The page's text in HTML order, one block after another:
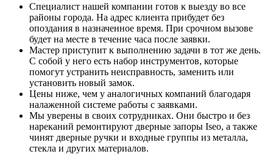
Специалист нашей компании готов к выезду во все
районы города. На адрес клиента прибудет без
опоздания в назначенное время. При срочном вызове
будет на месте в течение часа после заявки.
Мастер приступит к выполнению задачи в тот же день.
С собой у него есть набор инструментов, которые
помогут устранить неисправность, заменить или
установить новый замок.
Цены ниже, чем у аналогичных компаний благодаря
налаженной системе работы с заявками.
Мы уверены в своих сотрудниках. Они быстро и без
нареканий ремонтируют дверные запоры Iseo, а также
чинят дверные ручки и входные группы из металла,
стекла и других материалов.